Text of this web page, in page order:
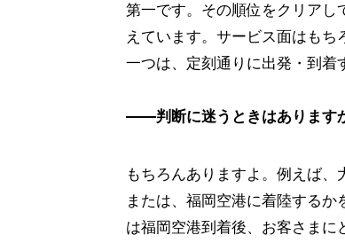
第一です。その順位をクリアし
えています。サービス面はも
一つは、定刻通りに出発・到着
――判断に迷うときはあります
もちろんありますよ。例えば、
または、福岡空港に着陸するか
は福岡空港到着後、お客さま